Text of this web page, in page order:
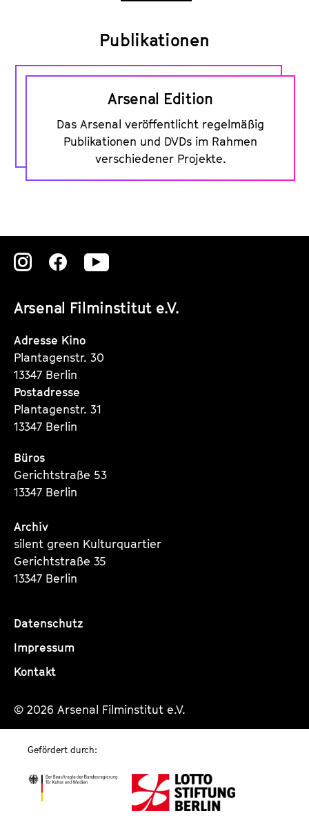
Publikationen
Arsenal Edition
Das Arsenal veröffentlicht regelmäßig
Publikationen und DVDs im Rahmen
verschiedener Projekte.
Arsenal Filminstitut e.V.
Zu
Instagram
Seite
Zu
Instagram
Seite
Zu
Instagram
Adresse Kino
Plantagenstr. 30
13347 Berlin
Postadresse
Plantagenstr. 31
13347 Berlin
Büros
Gerichtstraße 53
13347 Berlin
Archiv
silent green Kulturquartier
Gerichtstraße 35
13347 Berlin
Datenschutz
Impressum
Kontakt
© 2026 Arsenal Filminstitut e.V.
Gefördert durch: